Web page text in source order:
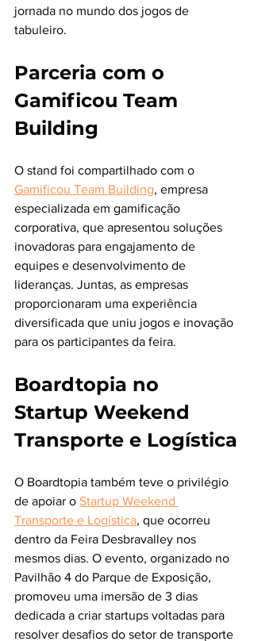
jornada no mundo dos jogos de
tabuleiro.
Parceria com o
Gamificou Team
Building
O stand foi compartilhado com o
Gamificou Team Building, empresa
especializada em gamificação
corporativa, que apresentou soluções
inovadoras para engajamento de
equipes e desenvolvimento de
lideranças. Juntas, as empresas
proporcionaram uma experiência
diversificada que uniu jogos e inovação
para os participantes da feira.
Boardtopia no
Startup Weekend
Transporte e Logística
O Boardtopia também teve o privilégio
de apoiar o Startup Weekend
Transporte e Logística, que ocorreu
dentro da Feira Desbravalley nos
mesmos dias. O evento, organizado no
Pavilhão 4 do Parque de Exposição,
promoveu uma imersão de 3 dias
dedicada a criar startups voltadas para
resolver desafios do setor de transporte